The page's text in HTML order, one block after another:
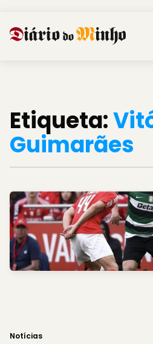
Etiqueta:
Guimarães
Notícias